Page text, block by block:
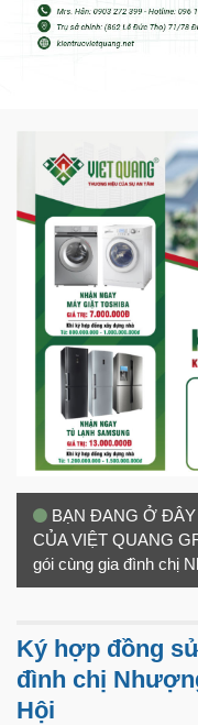
BẠN ĐANG Ở ĐÂY
CỦA VIỆT QUANG
gói cùng gia đình chị
Ký hợp đồng
đình chị
Hội